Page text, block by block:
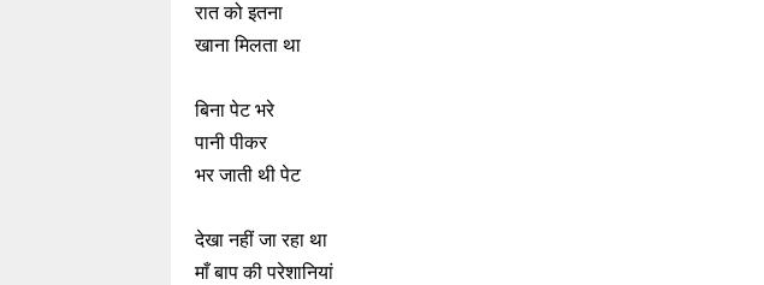
रात को इतना
खाना मिलता था
बिना पेट भरे
पानी पीकर
भर जाती थी पेट
देखा नहीं जा रहा था
माँ बाप की परेशानियां